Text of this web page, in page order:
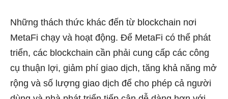
Những thách thức khác đến từ blockchain nơi
MetaFi chạy và hoạt động. Để MetaFi có thể phát
triển, các blockchain cần phải cung cấp các công
cụ thuận lợi, giảm phí giao dịch, tăng khả năng mở
rộng và số lượng giao dịch để cho phép cả người